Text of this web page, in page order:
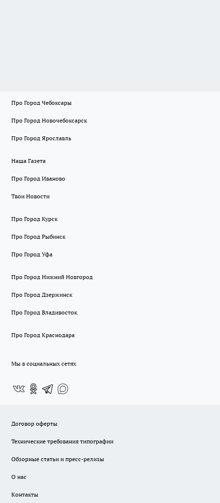
Про Город Чебоксары
Про Город Новочебоксарск
Про Город Ярославль
Наша Газета
Про Город Иваново
Твои Новости
Про Город Курск
Про Город Рыбинск
Про Город Уфа
Про Город Нижний Новгород
Про Город Дзержинск
Про Город Владивосток
Про Город Краснодара
Мы в социальных сетях
Договор оферты
Технические требования типографии
Обзорные статьи и пресс-релизы
О нас
Контакты